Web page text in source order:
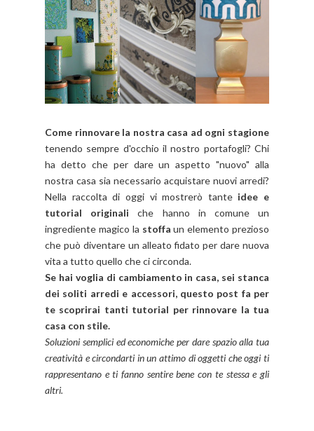
Come rinnovare la nostra casa ad ogni stagione
tenendo sempre d'occhio il nostro portafogli? Chi
ha detto che per dare un aspetto "nuovo" alla
nostra casa sia necessario acquistare nuovi arredi?
Nella raccolta di oggi vi mostrerò tante idee e
tutorial originali che hanno in comune un
ingrediente magico la stoffaun elemento prezioso
che può diventare un alleato fidato per dare nuova
vita a tutto quello che ci circonda.
Se hai voglia di cambiamento in casa, sei stanca
dei soliti arredi e accessori, questo post fa per
te scoprirai tanti tutorial per rinnovare la tua
casa con stile.
Soluzioni semplici ed economiche per dare spazio alla tua
creatività e circondarti in un attimo di oggetti che oggi ti
rappresentano e ti fanno sentire bene con te stessa e gli
altri.